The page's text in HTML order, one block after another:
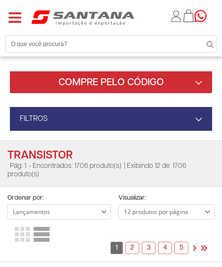
COMPRE PELO CÓDIGO
FILTROS
TRANSISTOR
Pág: 1 - Encontrados: 1706 produto(s) | Exibindo 12 de 1706
produto(s)
Ordenar por: Visualizar:
1 2 3 4 5